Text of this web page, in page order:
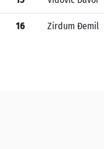
16 Zirdum Đemil